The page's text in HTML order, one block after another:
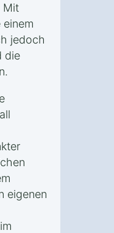
Mit
jedoch
die
eigenen